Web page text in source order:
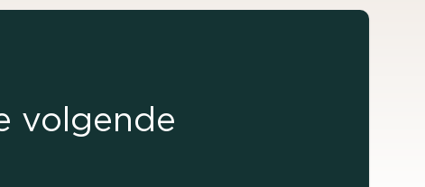
volgende